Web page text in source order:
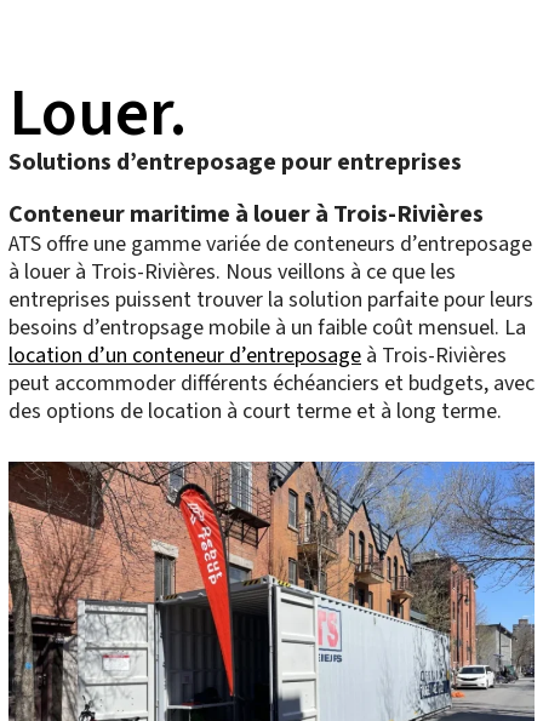
Louer.
Solutions d’entreposage pour entreprises
Conteneur maritime à louer à Trois-Rivières
ATS offre une gamme variée de conteneurs d’entreposage
à louer à Trois-Rivières. Nous veillons à ce que les
entreprises puissent trouver la solution parfaite pour leurs
besoins d’entropsage mobile à un faible coût mensuel. La
location d’un conteneur d’entreposage à Trois-Rivières
peut accommoder différents échéanciers et budgets, avec
des options de location à court terme et à long terme.